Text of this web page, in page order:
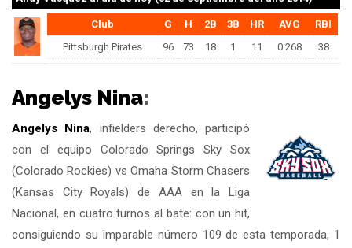
Club G H 2B 3B HR AVG
RBI
Pittsburgh Pirates
96 73 18 1 11 0.268 38
Angelys Nina:
Angelys Nina, infielders derecho, participó
con el equipo Colorado Springs Sky Sox
(Colorado Rockies) vs Omaha Storm Chasers
(Kansas City Royals) de AAA en la Liga
Nacional, en cuatro turnos al bate: con un hit,
consiguiendo su imparable número 109 de esta temporada, 1